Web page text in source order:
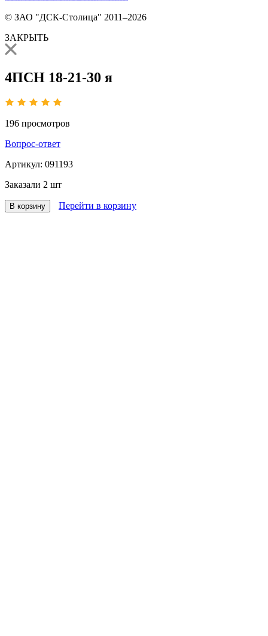
© ЗАО "ДСК-Столица" 2011–2026
ЗАКРЫТЬ
4ПСН 18-21-30 я
196 просмотров
Вопрос-ответ
Артикул: 091193
Заказали 2 шт
В корзину Перейти в корзину